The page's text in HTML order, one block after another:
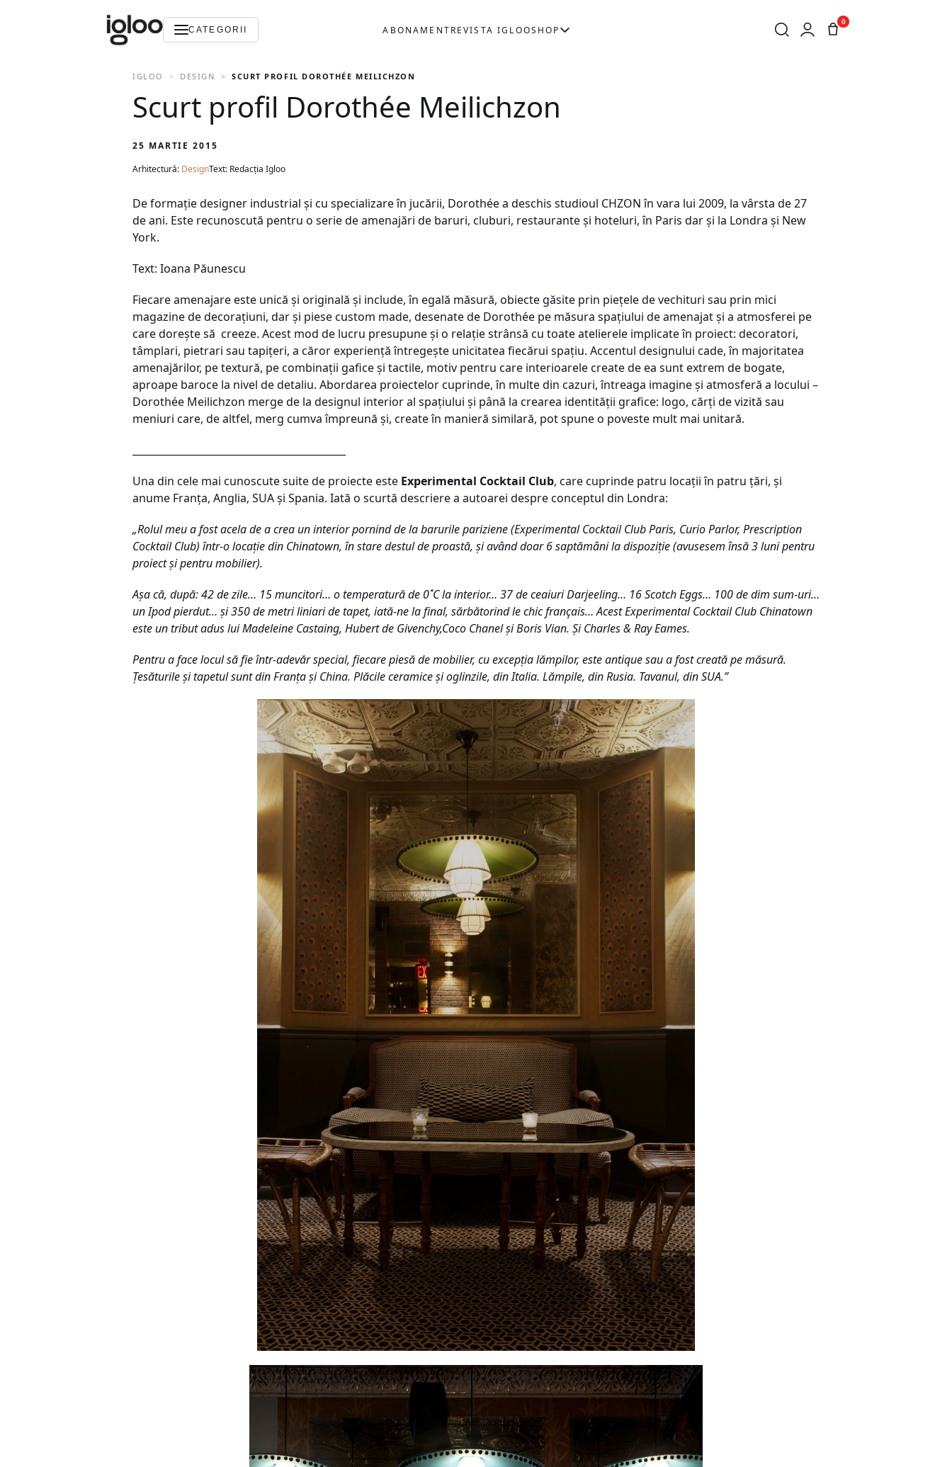
CATEGORII ABONAMENTREVISTA IGLOOSHOP
0
IGLOO DESIGN SCURT PROFIL DOROTHÉE MEILICHZON
Scurt profil Dorothée Meilichzon
25 MARTIE 2015
Arhitectură: DesignText: Redacția Igloo
De formaţie designer industrial şi cu specializare în jucării, Dorothée a deschis studioul CHZON în vara lui 2009, la vârsta de 27
de ani. Este recunoscută pentru o serie de amenajări de baruri, cluburi, restaurante şi hoteluri, în Paris dar şi la Londra şi New
York.
Text: Ioana Păunescu
Fiecare amenajare este unică şi originală şi include, în egală măsură, obiecte găsite prin pieţele de vechituri sau prin mici
magazine de decoraţiuni, dar şi piese custom made, desenate de Dorothée pe măsura spaţiului de amenajat şi a atmosferei pe
care doreşte să creeze. Acest mod de lucru presupune şi o relaţie strânsă cu toate atelierele implicate în proiect: decoratori,
tâmplari, pietrari sau tapiţeri, a căror experienţă întregeşte unicitatea fiecărui spaţiu. Accentul designului cade, în majoritatea
amenajărilor, pe textură, pe combinaţii gafice şi tactile, motiv pentru care interioarele create de ea sunt extrem de bogate,
aproape baroce la nivel de detaliu. Abordarea proiectelor cuprinde, în multe din cazuri, întreaga imagine şi atmosferă a locului –
Dorothée Meilichzon merge de la designul interior al spaţiului şi până la crearea identităţii grafice: logo, cărţi de vizită sau
meniuri care, de altfel, merg cumva împreună şi, create în manieră similară, pot spune o poveste mult mai unitară.
Una din cele mai cunoscute suite de proiecte este Experimental Cocktail Club, care cuprinde patru locaţii în patru ţări, şi
anume Franţa, Anglia, SUA şi Spania. Iată o scurtă descriere a autoarei despre conceptul din Londra:
„Rolul meu a fost acela de a crea un interior pornind de la barurile pariziene (Experimental Cocktail Club Paris, Curio Parlor, Prescription
Cocktail Club) într-o locaţie din Chinatown, în stare destul de proastă, şi având doar 6 saptămâni la dispoziţie (avusesem însă 3 luni pentru
proiect şi pentru mobilier).
Aşa că, după: 42 de zile… 15 muncitori… o temperatură de 0˚C la interior… 37 de ceaiuri Darjeeling… 16 Scotch Eggs… 100 de dim sum-uri…
un Ipod pierdut… şi 350 de metri liniari de tapet, iată-ne la final, sărbătorind le chic français… Acest Experimental Cocktail Club Chinatown
este un tribut adus lui Madeleine Castaing, Hubert de Givenchy,Coco Chanel şi Boris Vian. Şi Charles & Ray Eames.
Pentru a face locul să fie într-adevăr special, fiecare piesă de mobilier, cu excepţia lămpilor, este antique sau a fost creată pe măsură.
Ţesăturile şi tapetul sunt din Franţa şi China. Plăcile ceramice şi oglinzile, din Italia. Lămpile, din Rusia. Tavanul, din SUA.”